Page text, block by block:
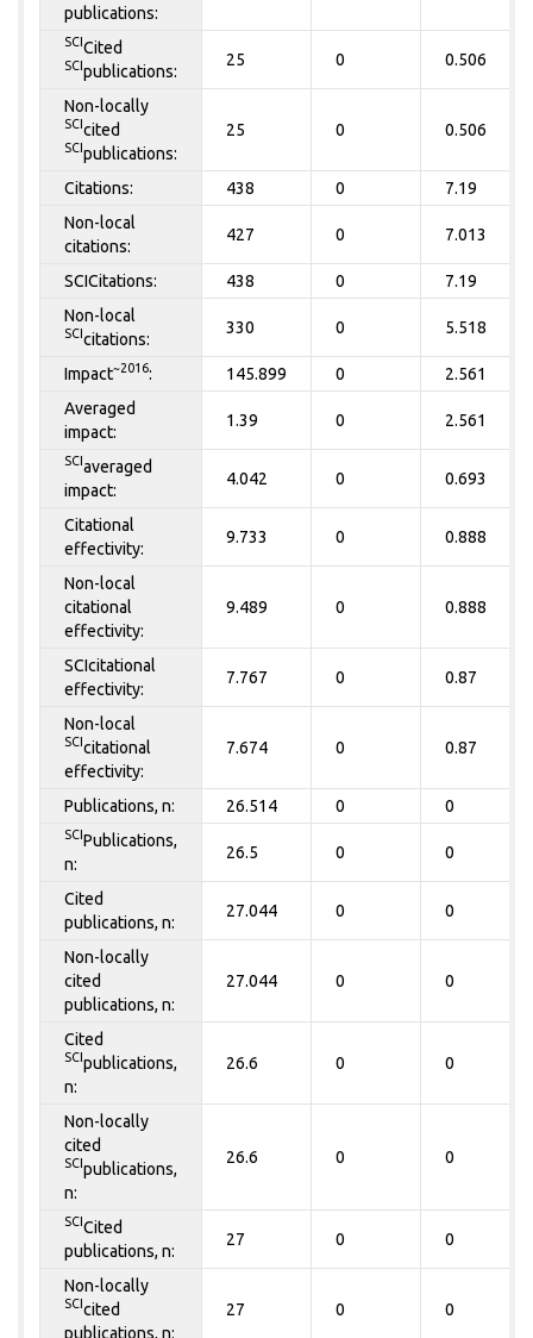
publications:
SCI Cited
SCI publications:
25 0 0.506
Non-locally
SCI cited
SCI publications:
25 0 0.506
Citations: 438 0
7.19
Non-local
citations:
427 0 7.013
SCICitations: 438 0
7.19
Non-local
SCI citations:
330 0 5.518
Impact~2016: 145.899 0
2.561
Averaged
impact:
1.39 0 2.561
SCI averaged
impact:
4.042 0 0.693
Citational
effectivity:
9.733 0 0.888
Non-local
citational
effectivity:
9.489 0 0.888
SCIcitational
effectivity:
7.767 0 0.87
Non-local
SCI citational
effectivity:
7.674 0 0.87
Publications, n: 26.514 0 0
SCI Publications,
n:
26.5 0 0
Cited
publications, n:
27.044 0 0
Non-locally
cited
publications, n:
27.044 0 0
Cited
SCI publications,
n:
26.6 0 0
Non-locally
cited
SCI publications,
n:
26.6 0 0
SCI Cited
publications, n:
27 0 0
Non-locally
SCI cited
publications, n:
27 0 0